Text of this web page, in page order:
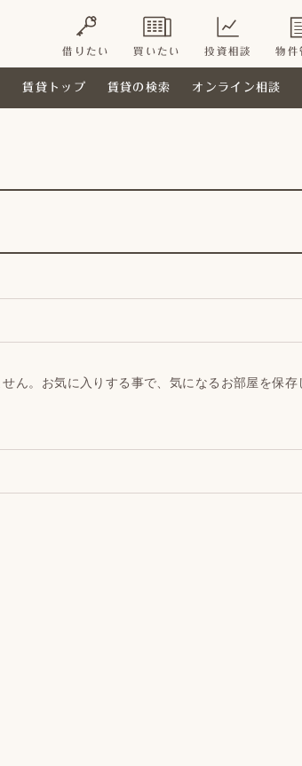
借りたい 買いたい 投資相談 物件
賃貸トップ 賃貸の検索 オンライン相談
ん。お気に入りする事で、気になるお部屋を保存